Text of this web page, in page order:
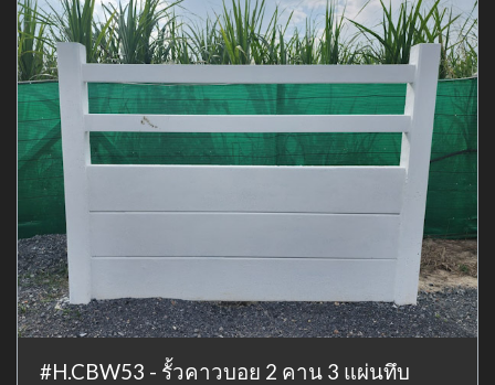
#H.CBW53 - รั้วคาวบอย 2 คาน 3 แผ่นทึบ